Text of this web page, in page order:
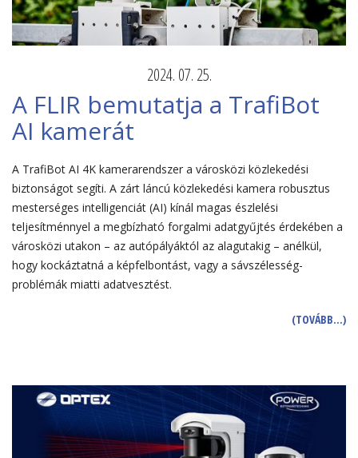
2024. 07. 25.
A FLIR bemutatja a TrafiBot
AI kamerát
A TrafiBot AI 4K kamerarendszer a városközi közlekedési
biztonságot segíti. A zárt láncú közlekedési kamera robusztus
mesterséges intelligenciát (AI) kínál magas észlelési
teljesítménnyel a megbízható forgalmi adatgyűjtés érdekében a
városközi utakon – az autópályáktól az alagutakig – anélkül,
hogy kockáztatná a képfelbontást, vagy a sávszélesség-
problémák miatti adatvesztést.
(TOVÁBB…)